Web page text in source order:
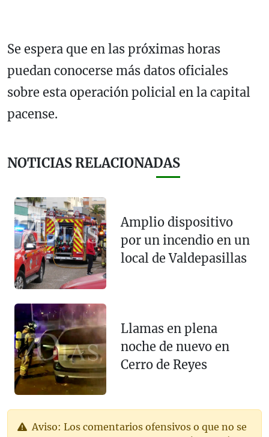
Se espera que en las próximas horas
puedan conocerse más datos oficiales
sobre esta operación policial en la capital
pacense.
NOTICIAS RELACIONADAS
Amplio dispositivo
por un incendio en un
local de Valdepasillas
Llamas en plena
noche de nuevo en
Cerro de Reyes
Aviso: Los comentarios ofensivos o que no se